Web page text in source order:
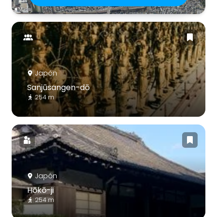
Japón
Sanjūsangen-dō
254 m
Japón
Hōkō-ji
254 m